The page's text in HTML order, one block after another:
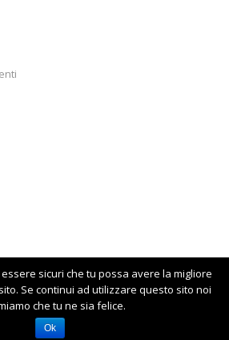
sito
sicuri che tu possa avere la migliore
Se continui ad utilizzare questo sito noi
che tu ne sia felice.
Ok